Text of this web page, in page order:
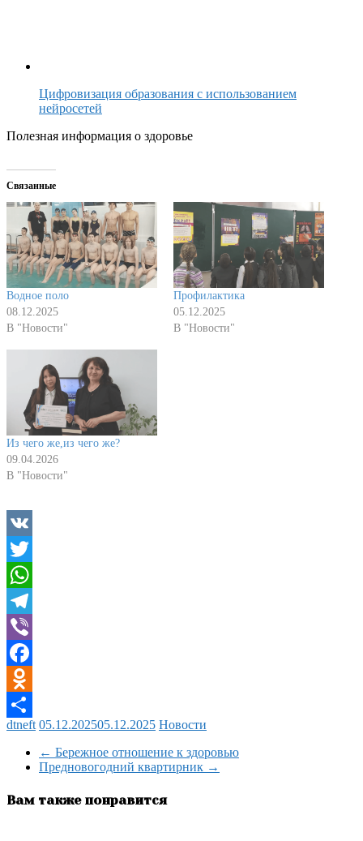
Цифровизация образования с использованием
нейросетей
Полезная информация о здоровье
Связанные
Водное поло
08.12.2025
В "Новости"
Профилактика
05.12.2025
В "Новости"
Из чего же,из чего же?
09.04.2026
В "Новости"
VK
Twitter
WhatsApp
Telegram
Viber
Facebook
Odnoklassniki
Отправить
dtneft 05.12.202505.12.2025 Новости
← Бережное отношение к здоровью
Предновогодний квартирник →
Вам также понравится